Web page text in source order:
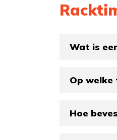
Wat is
Op welke
Hoe